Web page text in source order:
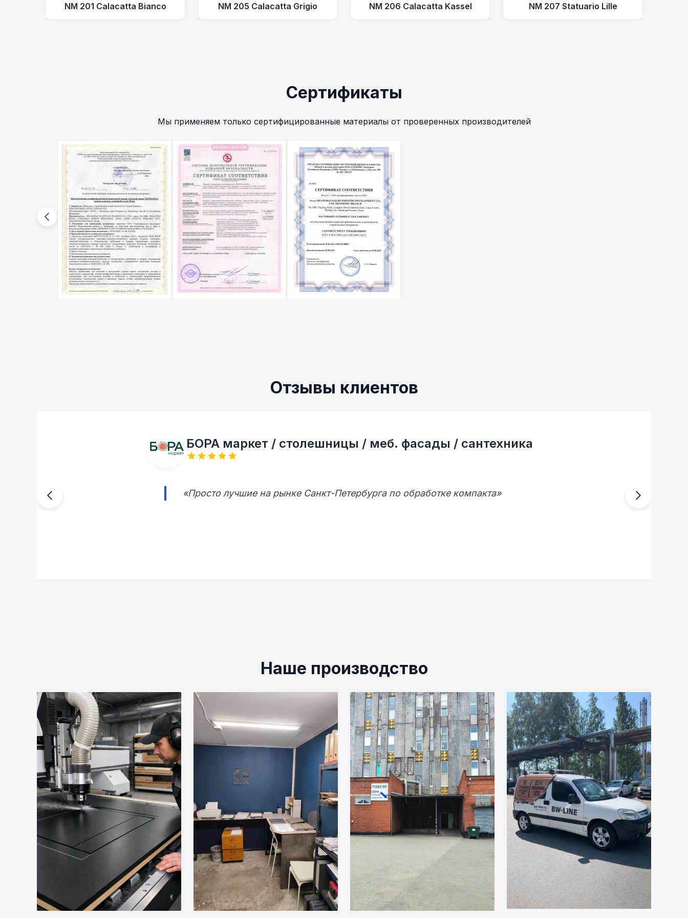
NM 201 Calacatta Bianco NM 205 Calacatta Grigio NM 206 Calacatta Kassel NM 207 Statuario Lille
Сертификаты
Мы применяем только сертифицированные материалы от проверенных производителей
Отзывы клиентов
БОРА маркет / столешницы / меб. фасады / сантехника
«Просто лучшие на рынке Санкт-Петербурга по обработке компакта»
Наше производство